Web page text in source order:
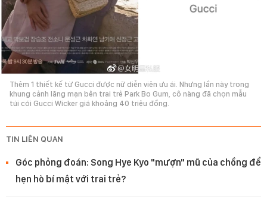
Thêm 1 thiết kế từ Gucci được nữ diễn viên ưu ái. Nhưng lần này trong
khung cảnh lãng mạn bên trai trẻ Park Bo Gum, cô nàng đã chọn mẫu
túi cói Gucci Wicker giá khoảng 40 triệu đồng.
TIN LIÊN QUAN
Góc phỏng đoán: Song Hye Kyo "mượn" mũ của chồng để
hẹn hò bí mật với trai trẻ?